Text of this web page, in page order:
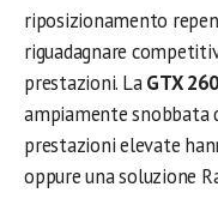
riposizionamento
riguadagnare
prestazioni. LaGTX 260
ampiamente snobbata
prestazioni elevate
oppure una soluzione